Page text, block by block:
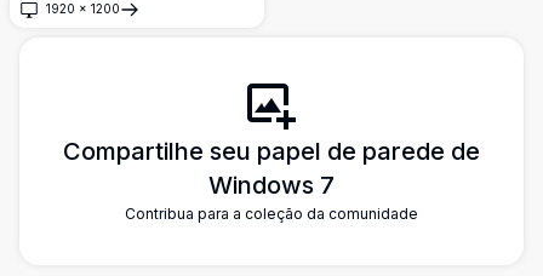
vidro preto e branco com superfície
1920 × 1200
Abrir
Compartilhe seu papel de parede de
Windows 7
Contribua para a coleção da comunidade